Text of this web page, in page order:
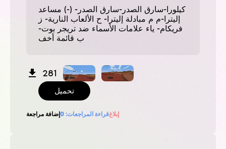
كيلورا-سارق الصدر-سارق الصدر- (-) مساعد
إليترا-م م مبادلة إليترا- ح الألعاب النارية- ز
فريكام- ياء علامات الأسماء ضد تريجر بوت-
ب قائمة أخف
281
تحميل
إضافة مراجعة قراءة المراجعات: 0 إبلاغ